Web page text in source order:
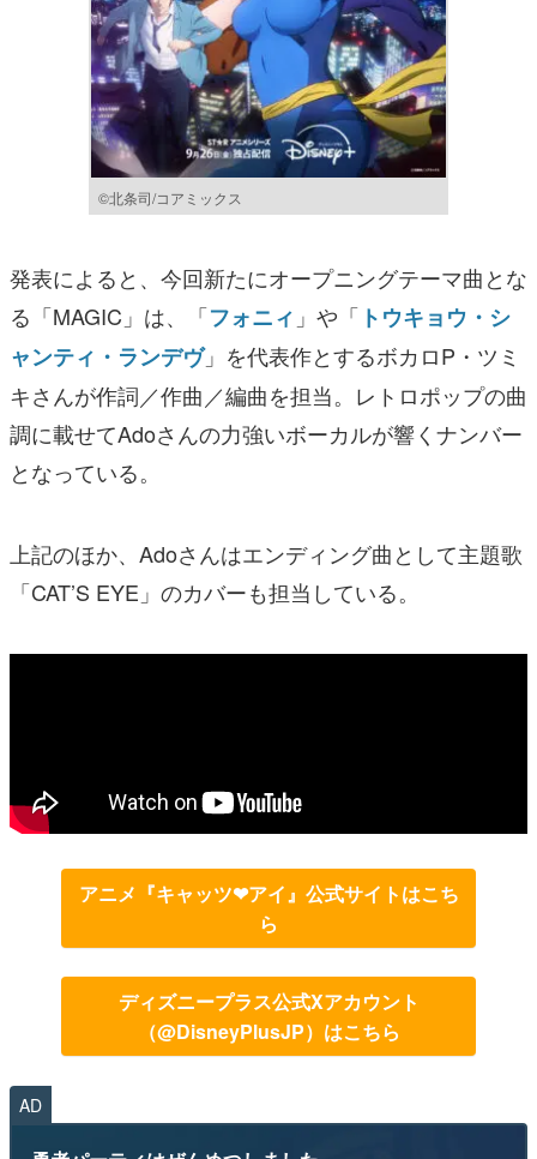
©北条司/コアミックス
発表によると、今回新たにオープニングテーマ曲とな
る「MAGIC」は、「フォニィ 」や「 トウキョウ・シ
ャンティ・ランデヴ」を代表作とするボカロP・ツミ
キさんが作詞／作曲／編曲を担当。レトロポップの曲
調に載せてAdoさんの力強いボーカルが響くナンバー
となっている。
上記のほか、Adoさんはエンディング曲として主題歌
「CAT’S EYE」のカバーも担当している。
アニメ『キャッツ❤アイ』公式サイトはこち
ら
ディズニープラス公式Xアカウント
（@DisneyPlusJP）はこちら
AD